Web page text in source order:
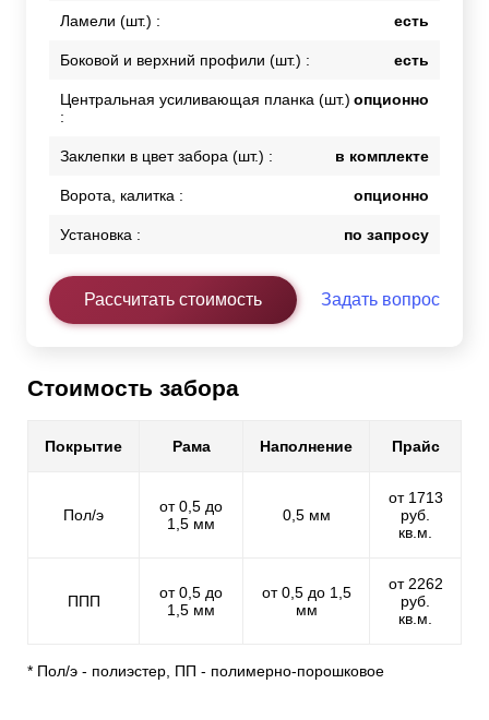
Ламели (шт.) : есть
Боковой и верхний профили (шт.) : есть
Центральная усиливающая планка (шт.)
:
опционно
Заклепки в цвет забора (шт.) : в комплекте
Ворота, калитка : опционно
Установка : по запросу
Рассчитать стоимость Задать вопрос
Стоимость забора
Покрытие Рама Наполнение Прайс
Пол/э
от 0,5 до
1,5 мм
0,5 мм
от 1713
руб.
кв.м.
ППП
от 0,5 до
1,5 мм
от 0,5 до 1,5
мм
от 2262
руб.
кв.м.
* Пол/э - полиэстер, ПП - полимерно-порошковое